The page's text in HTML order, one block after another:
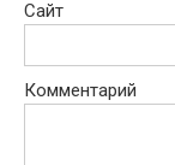
Сайт
Комментарий